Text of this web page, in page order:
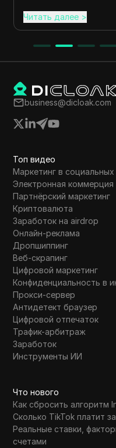
Читать далее>
business@dicloak.com
Топ видео
Маркетинг в социальных
Электронная коммерция
Партнёрский маркетинг
Криптовалюта
Заработок на airdrop
Онлайн-реклама
Дропшиппинг
Веб-скрапинг
Цифровой маркетинг
Конфиденциальность в
Прокси-сервер
Антидетект браузер
Цифровой отпечаток
Трафик-арбитраж
Заработок
Инструменты ИИ
Что нового
Как сбросить алгоритм
Сколько TikTok платит
Реальные ставки,
счетами